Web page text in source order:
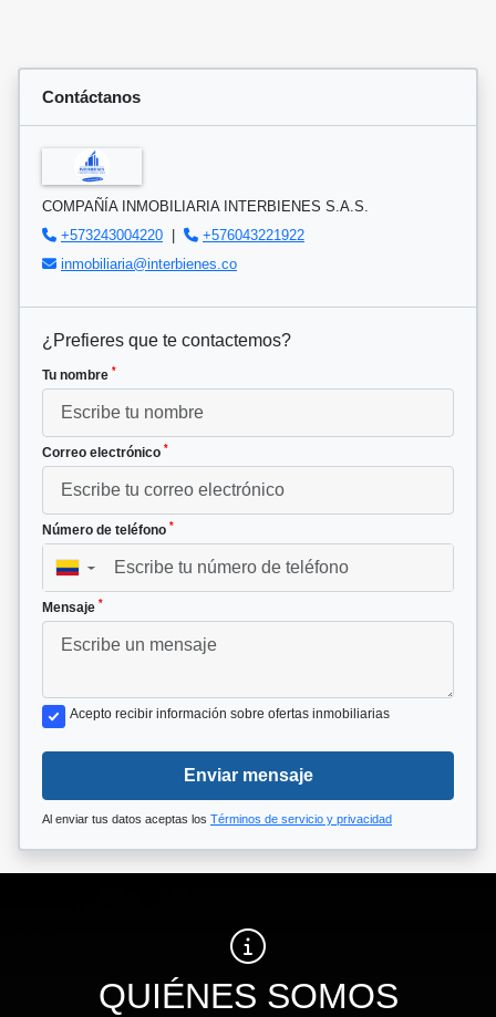
Contáctanos
COMPAÑÍA INMOBILIARIA INTERBIENES S.A.S.
+573243004220
+576043221922
inmobiliaria@interbienes.co
¿Prefieres que te contactemos?
Tu nombre *
Correo electrónico *
Número de teléfono *
▼
Mensaje *
Acepto recibir información sobre ofertas inmobiliarias
Enviar mensaje
Al enviar tus datos aceptas los Términos de servicio y privacidad
QUIÉNES SOMOS